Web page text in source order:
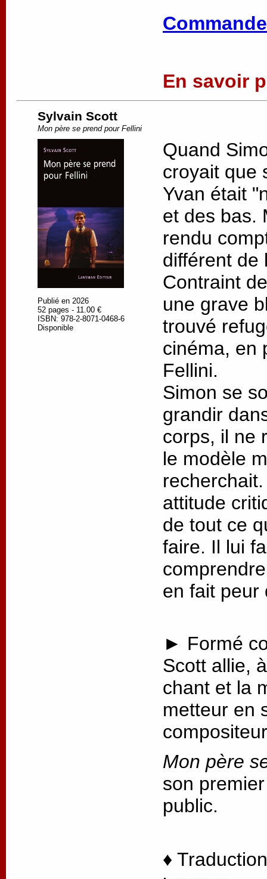
En savoir
Sylvain Scott
Mon père se prend pour Fellini
Publié en 2026
52 pages - 11.00 €
ISBN: 978-2-8071-0468-6
Disponible
Quand
croyait que
Yvan était
et des bas.
rendu
différent de
Contraint
une grave
trouvé
cinéma, en
Fellini.
Simon se
grandir
corps, il ne
le modèle
attitude
de tout ce
faire. Il lui
en fait peur
► Formé
Scott allie,
chant et la
metteur en
Mon père
son
public.
♦